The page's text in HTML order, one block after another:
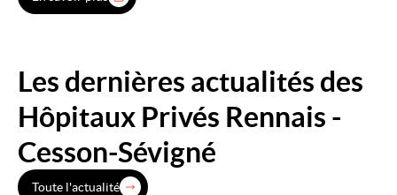
Les dernières actualités des
Hôpitaux Privés Rennais -
Cesson-Sévigné
Toute l'actualité